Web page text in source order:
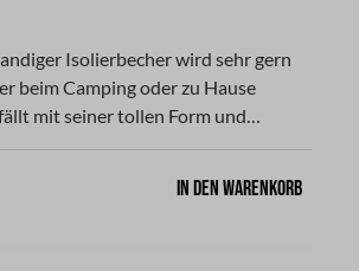
Isolierbecher wird sehr gern
beim Camping oder zu Hause
mit seiner tollen Form und
doppelwandiger
In den Warenkorb